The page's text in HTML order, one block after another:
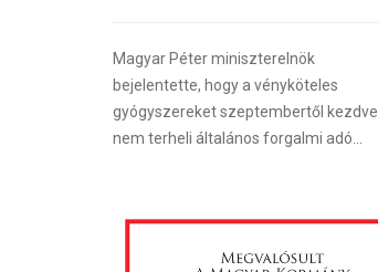
Magyar Péter miniszterelnök
bejelentette, hogy a vényköteles
gyógyszereket szeptembertől kezdve
nem terheli általános forgalmi adó...